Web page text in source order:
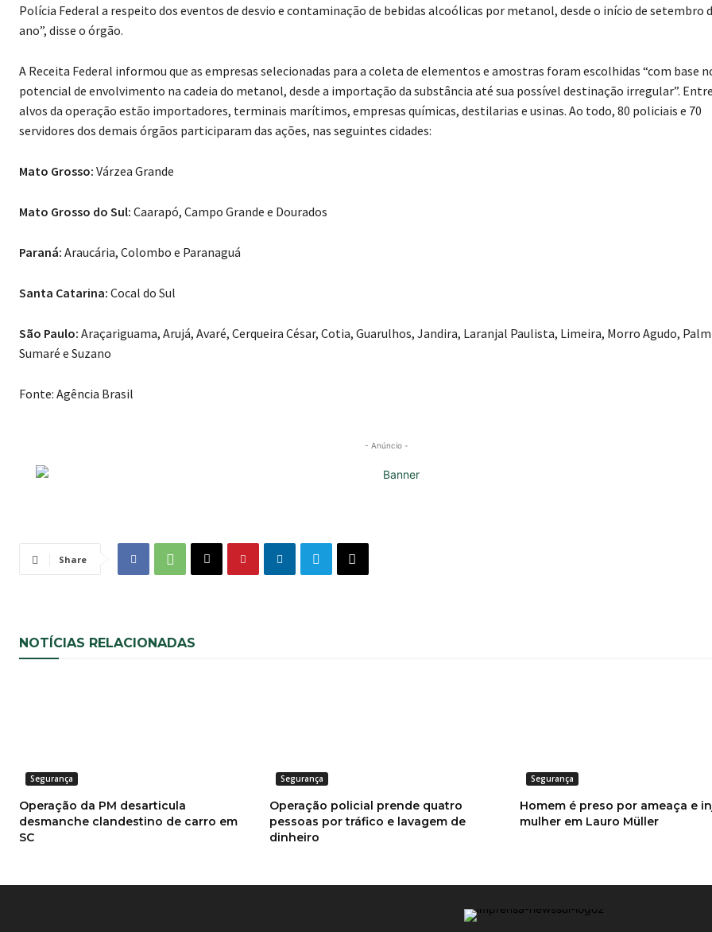
Polícia Federal a respeito dos eventos de desvio e contaminação de bebidas alcoólicas por metanol, desde o início de setembro
ano”, disse o órgão.
A Receita Federal informou que as empresas selecionadas para a coleta de elementos e amostras foram escolhidas “com base
potencial de envolvimento na cadeia do metanol, desde a importação da substância até sua possível destinação irregular”.
alvos da operação estão importadores, terminais marítimos, empresas químicas, destilarias e usinas. Ao todo, 80 policiais e 70
servidores dos demais órgãos participaram das ações, nas seguintes cidades:
Mato Grosso: Várzea Grande
Mato Grosso do Sul: Caarapó, Campo Grande e Dourados
Paraná: Araucária, Colombo e Paranaguá
Santa Catarina: Cocal do Sul
São Paulo: Araçariguama, Arujá, Avaré, Cerqueira César, Cotia, Guarulhos, Jandira, Laranjal Paulista, Limeira, Morro Agudo,
Sumaré e Suzano
Fonte: Agência Brasil
- Anúncio -
Share
NOTÍCIAS RELACIONADAS
Segurança
Operação da PM desarticula
desmanche clandestino de carro em
SC
Segurança
Operação policial prende quatro
pessoas por tráfico e lavagem de
dinheiro
Segurança
Homem é preso por ameaça e
mulher em Lauro Müller